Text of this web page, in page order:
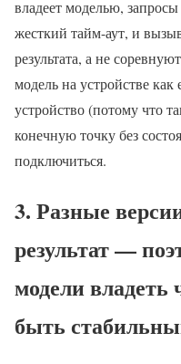
владеет моделью,
жесткий тайм-аут, и
результата, а не
модель на устройстве как
устройство (потому что
конечную точку без
подключиться.
3. Разные
результат —
модели владеть
быть